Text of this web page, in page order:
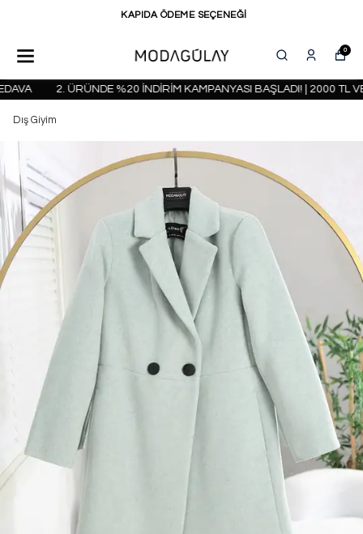
KAPIDA ÖDEME SEÇENEĞİ
0
2. ÜRÜNDE %20 İNDİRİM KAMPANYASI BAŞLADI! | 2000 TL VE
Dış Giyim